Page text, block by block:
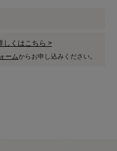
しくはこちら >
ームからお申し込みください。